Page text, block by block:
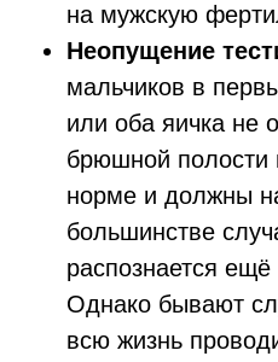
на мужскую
Неопущение
мальчиков в
или оба яичка не
брюшной полости
норме и должны
большинстве
распознается
Однако бывают
всю жизнь